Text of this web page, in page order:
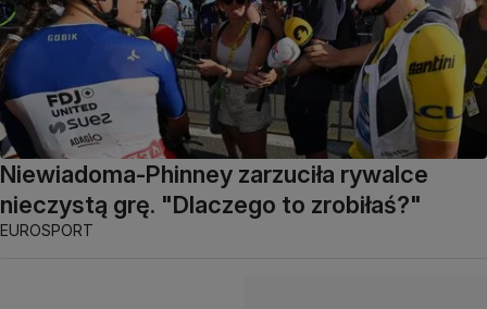
Niewiadoma-Phinney zarzuciła rywalce
nieczystą grę. "Dlaczego to zrobiłaś?"
EUROSPORT